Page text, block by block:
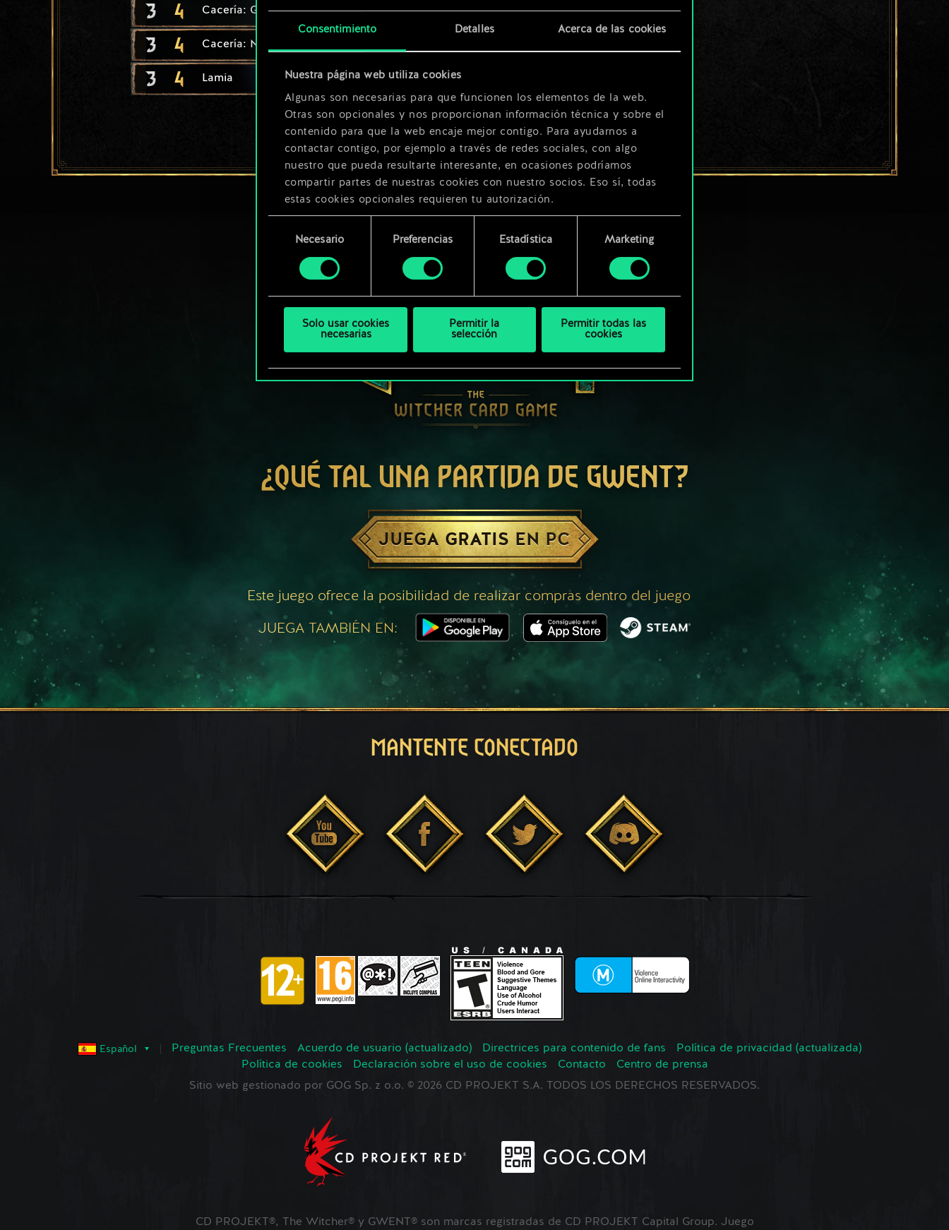
Consentimiento Detalles Acerca de las cookies
Nuestra página web utiliza cookies
Algunas son necesarias para que funcionen los elementos de la web.
Otras son opcionales y nos proporcionan información técnica y sobre el
contenido para que la web encaje mejor contigo. Para ayudarnos a
contactar contigo, por ejemplo a través de redes sociales, con algo
nuestro que pueda resultarte interesante, en ocasiones podríamos
compartir partes de nuestras cookies con nuestro socios. Eso sí, todas
estas cookies opcionales requieren tu autorización.
Encontrarás todos los detalles sobre nuestro uso de las cookies y
más abajo.
consentimiento
Necesario Preferencias Estadística Marketing
Solo usar cookies
necesarias
Permitir la
selección
Permitir todas las
cookies
3 4 Cacería: Guerrero x2
3 4 Cacería: Navegadora
3 4 Lamia x2
¿QUÉ TAL UNA PARTIDA DE GWENT?
JUEGA GRATIS EN PC
Este juego ofrece la posibilidad de realizar compras dentro del juego
JUEGA TAMBIÉN EN:
MANTENTE CONECTADO
Español Preguntas Frecuentes Acuerdo de usuario (actualizado) Directrices para contenido de fans
Política de privacidad (actualizada)
Política de cookies
Declaración sobre el uso de cookies Contacto
Centro de prensa
Sitio web gestionado por GOG Sp. z o.o. © 2026 CD PROJEKT S.A. TODOS LOS DERECHOS RESERVADOS.
CD PROJEKT®, The Witcher® y GWENT® son marcas registradas de CD PROJEKT Capital Group. Juego